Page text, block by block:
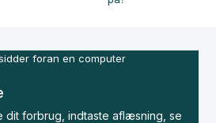
dit forbrug, indtaste aflæsning, se